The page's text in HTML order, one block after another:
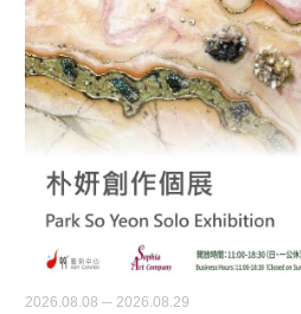
2026.08.08 ─ 2026.08.29